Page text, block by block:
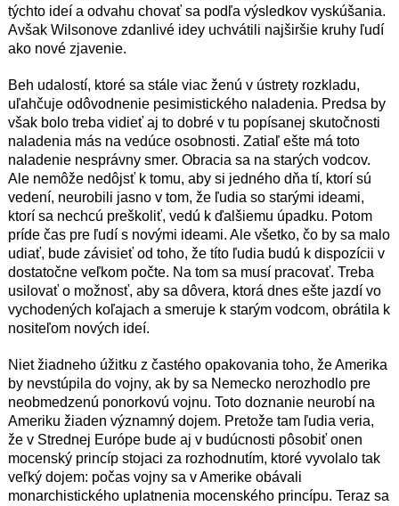
týchto ideí a odvahu chovať sa podľa výsledkov vyskúšania.
Avšak Wilsonove zdanlivé idey uchvátili najširšie kruhy ľudí
ako nové zjavenie.
Beh udalostí, ktoré sa stále viac ženú v ústrety rozkladu,
uľahčuje odôvodnenie pesimistického naladenia. Predsa by
však bolo treba vidieť aj to dobré v tu popísanej skutočnosti
naladenia más na vedúce osobnosti. Zatiaľ ešte má toto
naladenie nesprávny smer. Obracia sa na starých vodcov.
Ale nemôže nedôjsť k tomu, aby si jedného dňa tí, ktorí sú
vedení, neurobili jasno v tom, že ľudia so starými ideami,
ktorí sa nechcú preškoliť, vedú k ďalšiemu úpadku. Potom
príde čas pre ľudí s novými ideami. Ale všetko, čo by sa malo
udiať, bude závisieť od toho, že títo ľudia budú k dispozícii v
dostatočne veľkom počte. Na tom sa musí pracovať. Treba
usilovať o možnosť, aby sa dôvera, ktorá dnes ešte jazdí vo
vychodených koľajach a smeruje k starým vodcom, obrátila k
nositeľom nových ideí.
Niet žiadneho úžitku z častého opakovania toho, že Amerika
by nevstúpila do vojny, ak by sa Nemecko nerozhodlo pre
neobmedzenú ponorkovú vojnu. Toto doznanie neurobí na
Ameriku žiaden významný dojem. Pretože tam ľudia veria,
že v Strednej Európe bude aj v budúcnosti pôsobiť onen
mocenský princíp stojaci za rozhodnutím, ktoré vyvolalo tak
veľký dojem: počas vojny sa v Amerike obávali
monarchistického uplatnenia mocenského princípu. Teraz sa